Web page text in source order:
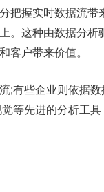
把握实时数据流
这种由数据分析
客户带来价值。
;有些企业则依据
等先进的分析工